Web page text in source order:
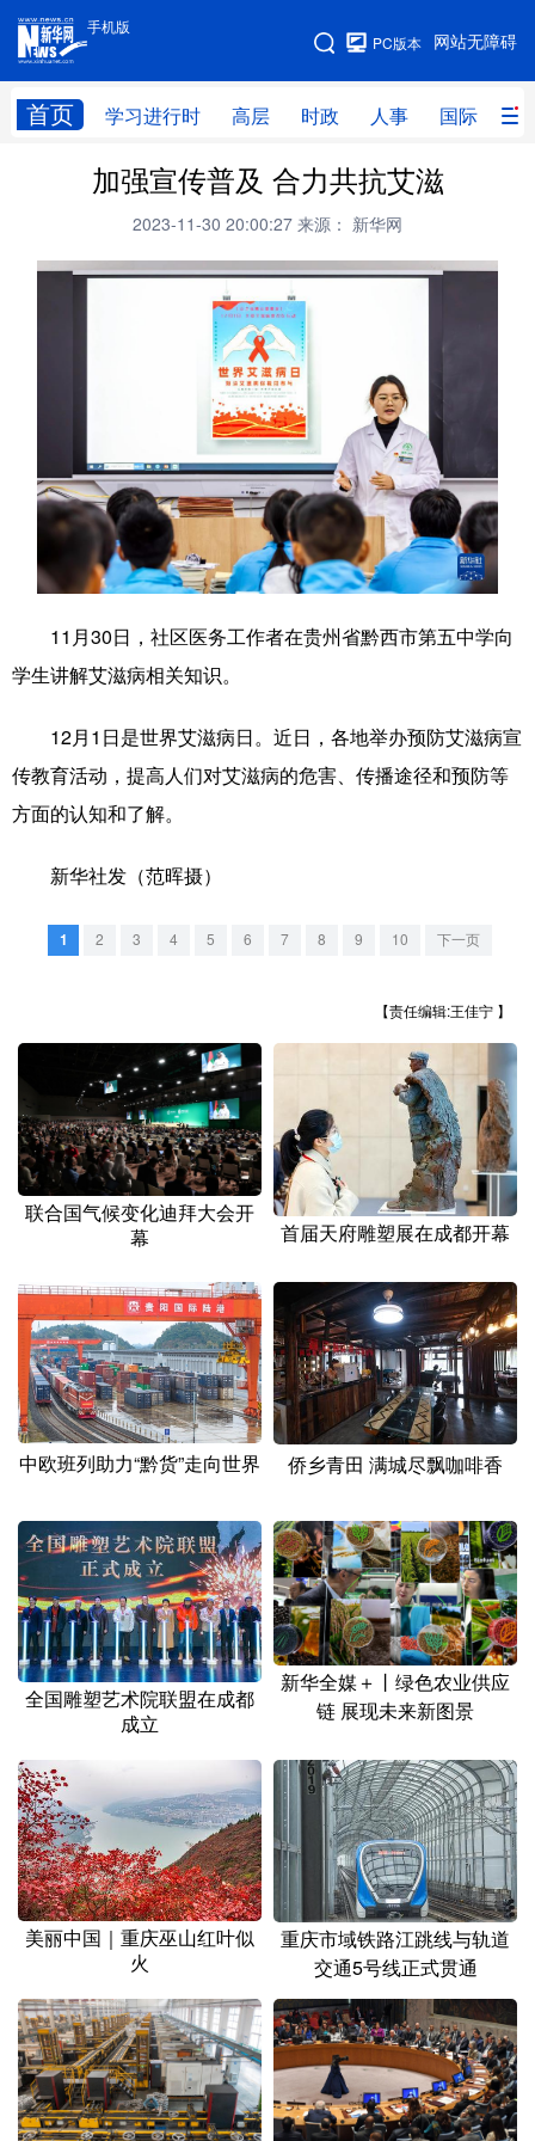
手机版
网站无障碍
PC版本
首页 学习进行时 高层 时政 人事 国际 财
手机版
网站地图
学习进行时 高层 时政 人事
财经 网评
台湾 思客智库 全球连线 教育
科创
书画
视频
法律 中央文件 金融 汽车
食品 信息化 数字经济
学术中国 乡村振兴 银龄 溯源中国
城市 旅游 能源 会展
彩票 娱乐
公益 一带一路 亚太网 上市公司
文化产业
地方频道
北京
江西
河南 湖南
广东 广西 海南 重庆
四川 贵州 云南 西藏
陕西 甘肃 青海 宁夏
多语种频道
English Español Français عربى
Русский язык 日本語 한국어
Deutsch Português
加强宣传普及 合力共抗艾滋
2023-11-30 20:00:27 来源： 新华网
11月30日，社区医务工作者在贵州省黔西市第五中学向
学生讲解艾滋病相关知识。
12月1日是世界艾滋病日。近日，各地举办预防艾滋病宣
传教育活动，提高人们对艾滋病的危害、传播途径和预防等
方面的认知和了解。
新华社发（范晖摄）
1 2 3 4 5 6 7 8 9 10 下一页
【责任编辑:王佳宁 】
联合国气候变化迪拜大会开
幕
首届天府雕塑展在成都开幕
中欧班列助力“黔货”走向世界 侨乡青田 满城尽飘咖啡香
全国雕塑艺术院联盟在成都
成立
新华全媒＋丨绿色农业供应
链 展现未来新图景
美丽中国｜重庆巫山红叶似
火
重庆市域铁路江跳线与轨道
交通5号线正式贯通